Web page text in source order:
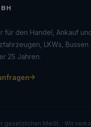
für den Handel, Ankauf
LKWs, Bussen
25 Jahren.
MwSt. · Wir